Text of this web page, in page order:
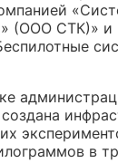
(ООО СТК)» и
в